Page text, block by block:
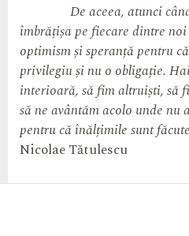
De aceea, atunci când
îmbrățișa pe fiecare dintre
optimism și speranță pentru
privilegiu și nu o obligație.
interioară,să fim altruiști, să
să ne avântăm acolo unde nu
pentru că înălțimile sunt
Nicolae Tătulescu